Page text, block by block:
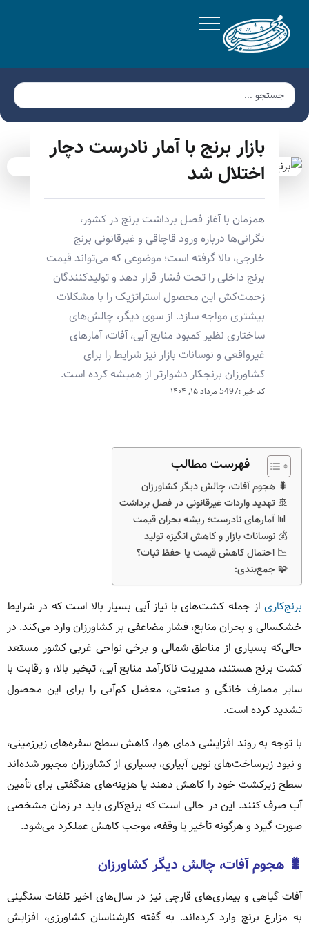
بازار برنج با آمار نادرست دچار
اختلال شد
همزمان با آغاز فصل برداشت برنج در کشور،
نگرانی‌ها درباره ورود قاچاقی و غیرقانونی برنج
خارجی، بالا گرفته است؛ موضوعی که می‌تواند قیمت
برنج داخلی را تحت فشار قرار دهد و تولیدکنندگان
زحمت‌کش این محصول استراتژیک را با مشکلات
بیشتری مواجه سازد. از سوی دیگر، چالش‌های
ساختاری نظیر کمبود منابع آبی، آفات، آمارهای
غیرواقعی و نوسانات بازار نیز شرایط را برای
کشاورزان برنجکار دشوارتر از همیشه کرده است.
کد خبر :5497 مرداد ۱۵, ۱۴۰۴
فهرست مطالب
🐛 هجوم آفات، چالش دیگر کشاورزان
🚢 تهدید واردات غیرقانونی در فصل برداشت
📊 آمارهای نادرست؛ ریشه بحران قیمت
💰 نوسانات بازار و کاهش انگیزه تولید
📉 احتمال کاهش قیمت یا حفظ ثبات؟
🧩 جمع‌بندی:
برنج‌کاری از جمله کشت‌های با نیاز آبی بسیار بالا است که در شرایط
خشکسالی و بحران منابع، فشار مضاعفی بر کشاورزان وارد می‌کند. در
حالی‌که بسیاری از مناطق شمالی و برخی نواحی غربی کشور مستعد
کشت برنج هستند، مدیریت ناکارآمد منابع آبی، تبخیر بالا، و رقابت با
سایر مصارف خانگی و صنعتی، معضل کم‌آبی را برای این محصول
تشدید کرده است.
با توجه به روند افزایشی دمای هوا، کاهش سطح سفره‌های زیرزمینی،
و نبود زیرساخت‌های نوین آبیاری، بسیاری از کشاورزان مجبور شده‌اند
سطح زیرکشت خود را کاهش دهند یا هزینه‌های هنگفتی برای تأمین
آب صرف کنند. این در حالی است که برنج‌کاری باید در زمان مشخصی
صورت گیرد و هرگونه تأخیر یا وقفه، موجب کاهش عملکرد می‌شود.
🐛 هجوم آفات، چالش دیگر کشاورزان
آفات گیاهی و بیماری‌های قارچی نیز در سال‌های اخیر تلفات سنگینی
به مزارع برنج وارد کرده‌اند. به گفته کارشناسان کشاورزی، افزایش